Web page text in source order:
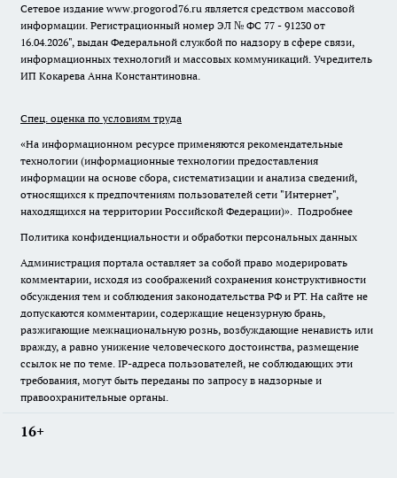
Сетевое издание www.progorod76.ru является средством массовой
информации. Регистрационный номер ЭЛ № ФС 77 - 91230 от
16.04.2026", выдан Федеральной службой по надзору в сфере связи,
информационных технологий и массовых коммуникаций. Учредитель
ИП Кокарева Анна Константиновна.
Спец. оценка по условиям труда
«На информационном ресурсе применяются рекомендательные
технологии (информационные технологии предоставления
информации на основе сбора, систематизации и анализа сведений,
относящихся к предпочтениям пользователей сети "Интернет",
находящихся на территории Российской Федерации)». Подробнее
Политика конфиденциальности и обработки персональных данных
Администрация портала оставляет за собой право модерировать
комментарии, исходя из соображений сохранения конструктивности
обсуждения тем и соблюдения законодательства РФ и РТ. На сайте не
допускаются комментарии, содержащие нецензурную брань,
разжигающие межнациональную рознь, возбуждающие ненависть или
вражду, а равно унижение человеческого достоинства, размещение
ссылок не по теме. IP-адреса пользователей, не соблюдающих эти
требования, могут быть переданы по запросу в надзорные и
правоохранительные органы.
16+